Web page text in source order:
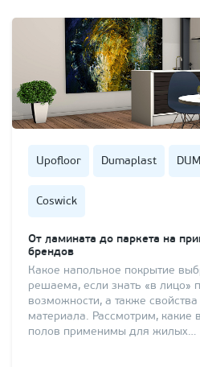
Upofloor Dumaplast
Coswick
От ламината до паркета на
брендов
Какое напольное покрытие
решаема, если знать «в лицо»
возможности, а также свойства
материала. Рассмотрим, какие
полов применимы для жилых…